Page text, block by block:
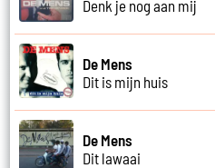
Denk je nog aan mij
De Mens
Dit is mijn huis
De Mens
Dit lawaai